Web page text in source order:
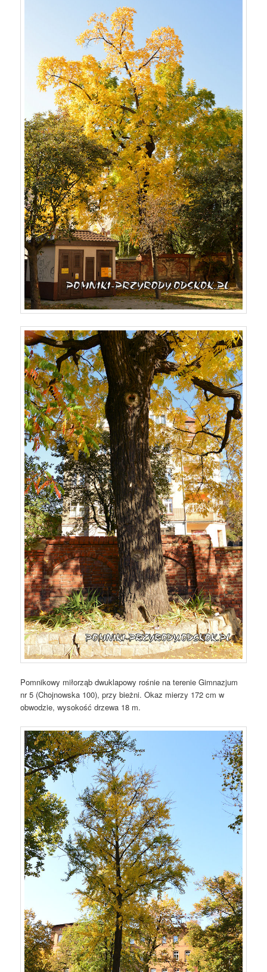
Pomnikowy miłorząb dwuklapowy rośnie na terenie Gimnazjum
nr 5 (Chojnowska 100), przy bieżni. Okaz mierzy 172 cm w
obwodzie, wysokość drzewa 18 m.